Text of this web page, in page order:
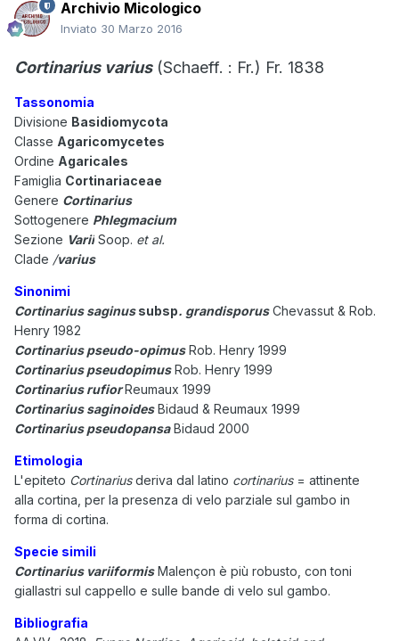
Archivio Micologico
Inviato 30 Marzo 2016
Cortinarius varius(Schaeff. : Fr.) Fr. 1838
Tassonomia
Divisione Basidiomycota
Classe Agaricomycetes
Ordine Agaricales
Famiglia Cortinariaceae
Genere Cortinarius
Sottogenere Phlegmacium
Sezione Varii Soop. et al.
Clade /varius
Sinonimi
Cortinarius saginussubsp. grandisporusChevassut & Rob.
Henry 1982
Cortinarius pseudo-opimusRob. Henry 1999
Cortinarius pseudopimusRob. Henry 1999
Cortinarius rufiorReumaux 1999
Cortinarius saginoidesBidaud & Reumaux 1999
Cortinarius pseudopansaBidaud 2000
Etimologia
L'epiteto Cortinarius deriva dal latino cortinarius = attinente
alla cortina, per la presenza di velo parziale sul gambo in
forma di cortina.
Specie simili
Cortinarius variiformisMalençon è più robusto, con toni
giallastri sul cappello e sulle bande di velo sul gambo.
Bibliografia